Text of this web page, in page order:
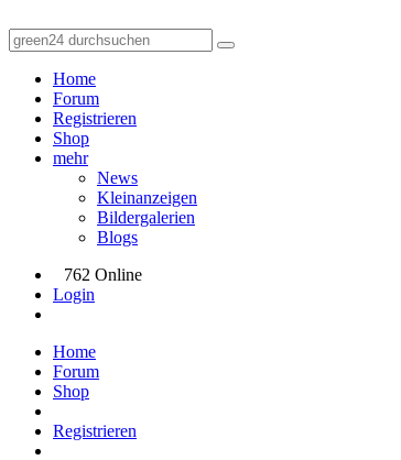
Home
Forum
Registrieren
Shop
mehr
News
Kleinanzeigen
Bildergalerien
Blogs
762 Online
Login
Home
Forum
Shop
Registrieren